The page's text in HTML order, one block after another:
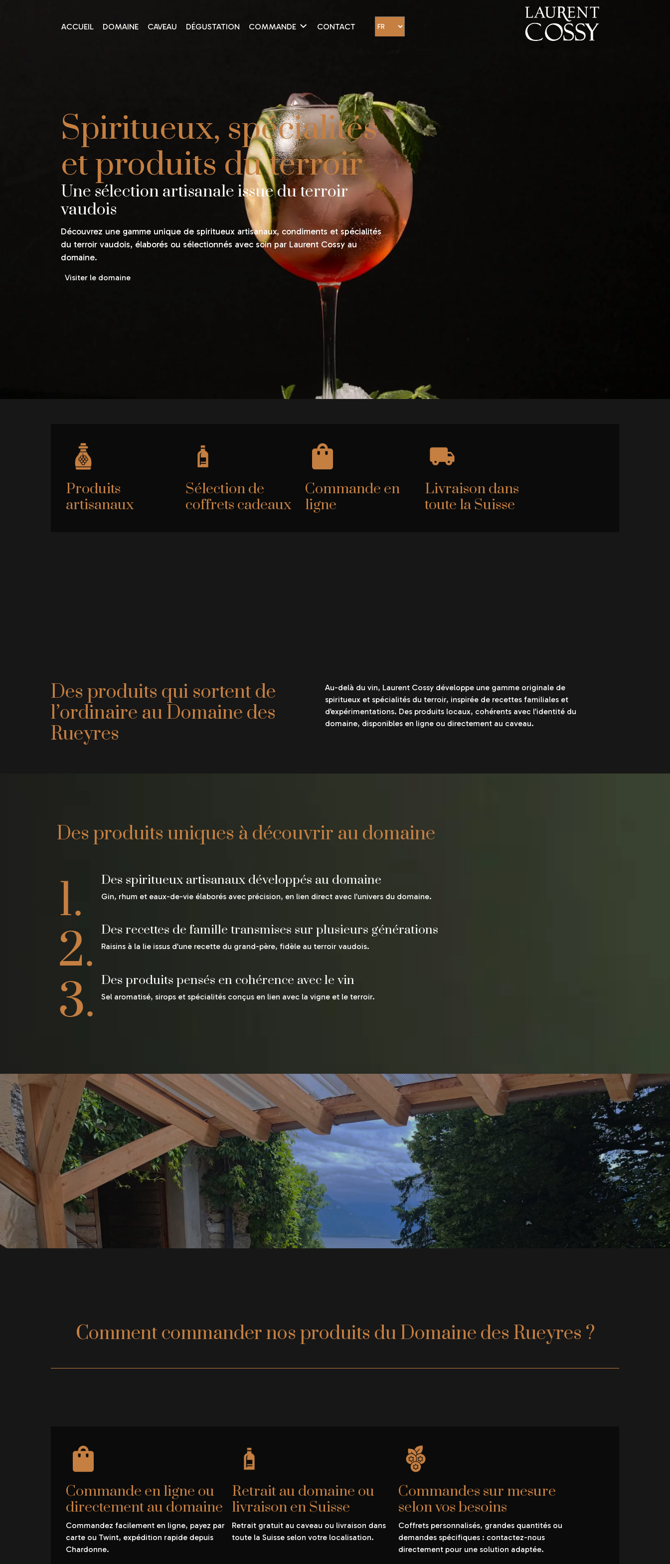
ACCUEIL DOMAINE CAVEAU DÉGUSTATION COMMANDE CONTACT
Spiritueux, spécialités
et produits du terroir
Une sélection artisanale issue du terroir
vaudois
Découvrez une gamme unique de spiritueux artisanaux, condiments et spécialités
du terroir vaudois, élaborés ou sélectionnés avec soin par Laurent Cossy au
domaine.
Visiter le domaine
Produits
artisanaux
Sélection de
coffrets cadeaux
Commande en
ligne
Livraison dans
toute la Suisse
Des produits qui sortent de
l’ordinaire au Domaine des
Rueyres
Au-delà du vin, Laurent Cossy développe une gamme originale de
spiritueux et spécialités du terroir, inspirée de recettes familiales et
d’expérimentations. Des produits locaux, cohérents avec l’identité du
domaine, disponibles en ligne ou directement au caveau.
Des produits uniques à découvrir au domaine
Des spiritueux artisanaux développés au domaine
Gin, rhum et eaux-de-vie élaborés avec précision, en lien direct avec l’univers du domaine.
Des recettes de famille transmises sur plusieurs générations
Raisins à la lie issus d’une recette du grand-père, fidèle au terroir vaudois.
Des produits pensés en cohérence avec le vin
Sel aromatisé, sirops et spécialités conçus en lien avec la vigne et le terroir.
Comment commander nos produits du Domaine des Rueyres ?
Commande en ligne ou
directement au domaine
Commandez facilement en ligne, payez par
carte ou Twint, expédition rapide depuis
Chardonne.
Retrait au domaine ou
livraison en Suisse
Retrait gratuit au caveau ou livraison dans
toute la Suisse selon votre localisation.
Commandes sur mesure
selon vos besoins
Coffrets personnalisés, grandes quantités ou
demandes spécifiques : contactez-nous
directement pour une solution adaptée.